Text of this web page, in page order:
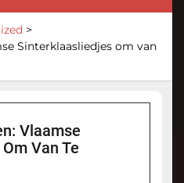
>
Sinterklaasliedjes om van
Vlaamse
Van Te